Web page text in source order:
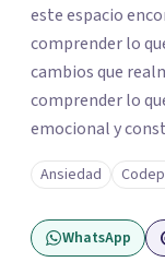
este espacio
comprender lo
cambios que
comprender lo que te ocurre, fortalecer el bienestar
emocional y
contigo mismo y
ser un buen
acompañarte en
Ansiedad
WhatsApp